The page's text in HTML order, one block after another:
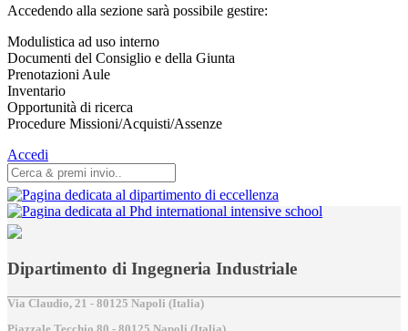
Accedendo alla sezione sarà possibile gestire:
Modulistica ad uso interno
Documenti del Consiglio e della Giunta
Prenotazioni Aule
Inventario
Opportunità di ricerca
Procedure Missioni/Acquisti/Assenze
Accedi
Dipartimento di Ingegneria Industriale
Via Claudio, 21 - 80125 Napoli (Italia)